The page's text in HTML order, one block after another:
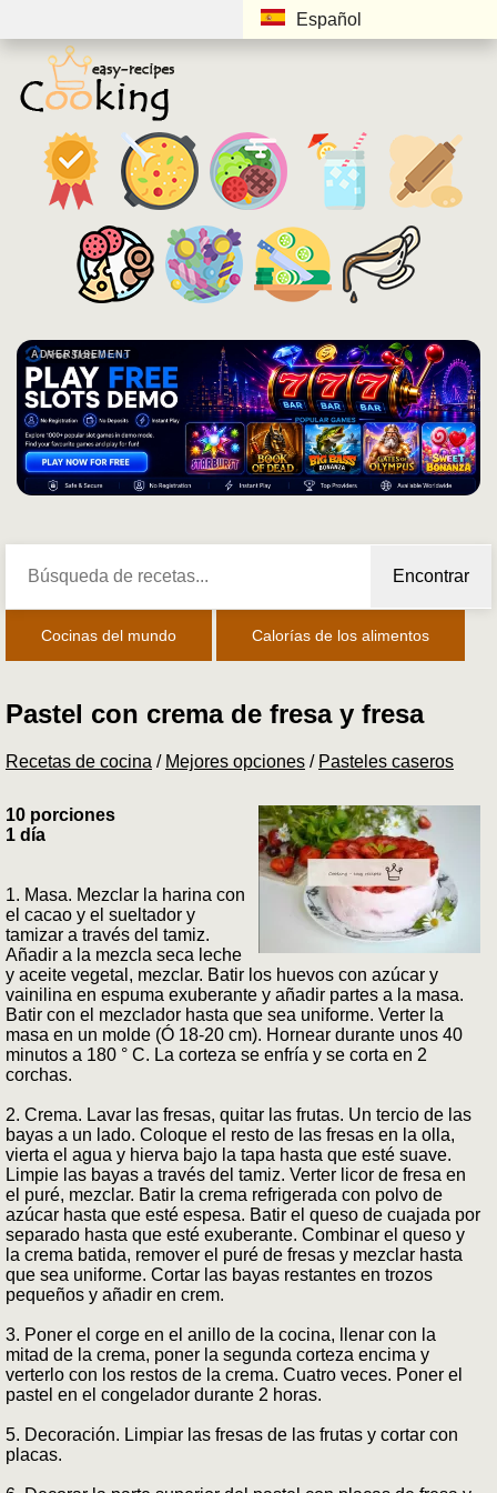
Español
ADVERTISEMENT
Encontrar
Cocinas del mundo Calorías de los alimentos
Pastel con crema de fresa y fresa
Recetas de cocina / Mejores opciones / Pasteles caseros
10 porciones
1 día
1. Masa. Mezclar la harina con
el cacao y el sueltador y
tamizar a través del tamiz.
Añadir a la mezcla seca leche
y aceite vegetal, mezclar. Batir los huevos con azúcar y
vainilina en espuma exuberante y añadir partes a la masa.
Batir con el mezclador hasta que sea uniforme. Verter la
masa en un molde (Ó 18-20 cm). Hornear durante unos 40
minutos a 180 ° C. La corteza se enfría y se corta en 2
corchas.
2. Crema. Lavar las fresas, quitar las frutas. Un tercio de las
bayas a un lado. Coloque el resto de las fresas en la olla,
vierta el agua y hierva bajo la tapa hasta que esté suave.
Limpie las bayas a través del tamiz. Verter licor de fresa en
el puré, mezclar. Batir la crema refrigerada con polvo de
azúcar hasta que esté espesa. Batir el queso de cuajada por
separado hasta que esté exuberante. Combinar el queso y
la crema batida, remover el puré de fresas y mezclar hasta
que sea uniforme. Cortar las bayas restantes en trozos
pequeños y añadir en crem.
3. Poner el corge en el anillo de la cocina, llenar con la
mitad de la crema, poner la segunda corteza encima y
verterlo con los restos de la crema. Cuatro veces. Poner el
pastel en el congelador durante 2 horas.
5. Decoración. Limpiar las fresas de las frutas y cortar con
placas.